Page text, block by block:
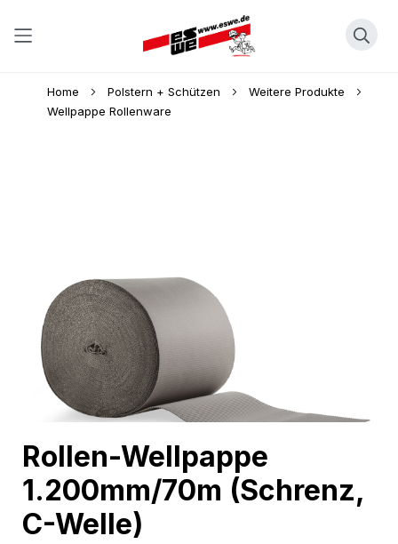
Home Polstern + Schützen
Weitere Produkte
Wellpappe Rollenware
images
gallery
to
the
beginning
of
Rollen-Wellpappe
1.200mm/70m (Schrenz,
C-Welle)